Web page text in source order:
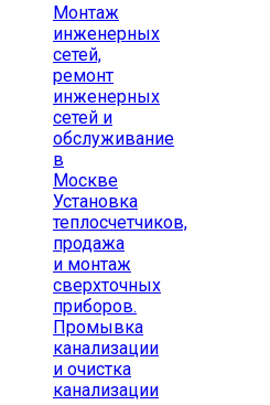
Монтаж
инженерных
сетей,
ремонт
инженерных
сетей и
обслуживание
в
Москве
Установка
теплосчетчиков,
продажа
и монтаж
сверхточных
приборов.
Промывка
канализации
и очистка
канализации